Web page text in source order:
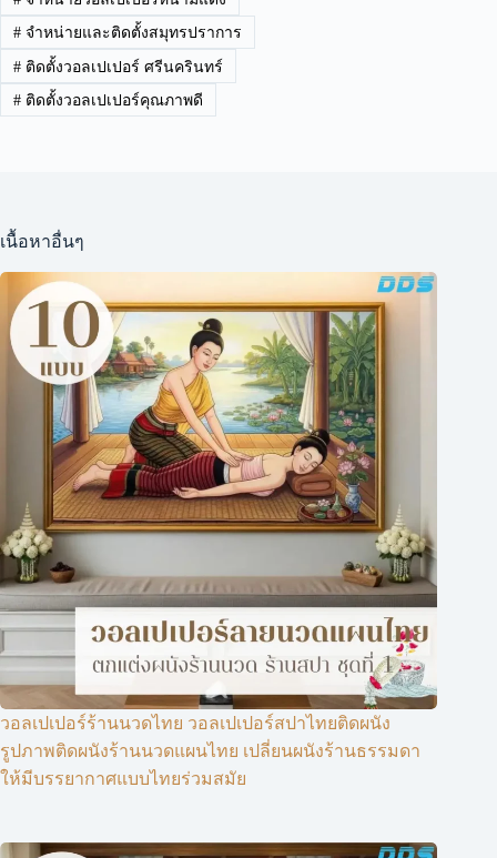
#จำหน่ายและติดตั้งสมุทรปราการ
#ติดตั้งวอลเปเปอร์ ศรีนครินทร์
#ติดตั้งวอลเปเปอร์คุณภาพดี
เนื้อหาอื่นๆ
วอลเปเปอร์ร้านนวดไทย วอลเปเปอร์สปาไทยติดผนัง
รูปภาพติดผนังร้านนวดแผนไทย เปลี่ยนผนังร้านธรรมดา
ให้มีบรรยากาศแบบไทยร่วมสมัย